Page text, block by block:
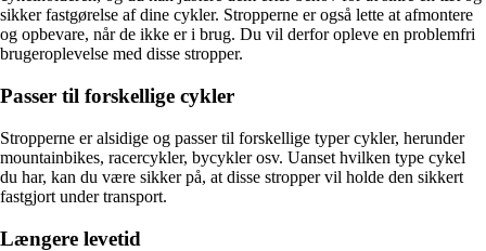
sikker fastgørelse af dine cykler. Stropperne er også lette at afmontere
og opbevare, når de ikke er i brug. Du vil derfor opleve en problemfri
brugeroplevelse med disse stropper.
Passer til forskellige cykler
Stropperne er alsidige og passer til forskellige typer cykler, herunder
mountainbikes, racercykler, bycykler osv. Uanset hvilken type cykel
du har, kan du være sikker på, at disse stropper vil holde den sikkert
fastgjort under transport.
Længere levetid